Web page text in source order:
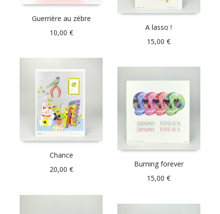
Guerrière au zèbre
10,00 €
A lasso !
15,00€
Chance
20,00 €
Burning forever
15,00€